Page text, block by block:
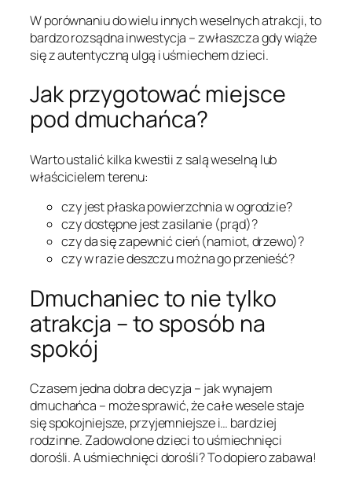
W porównaniu do wielu innych weselnych atrakcji, to
bardzo rozsądna inwestycja – zwłaszcza gdy wiąże
się z autentyczną ulgą i uśmiechem dzieci.
Jak przygotować miejsce
pod dmuchańca?
Warto ustalić kilka kwestii z salą weselną lub
właścicielem terenu:
czy jest płaska powierzchnia w ogrodzie?
czy dostępne jest zasilanie (prąd)?
czy da się zapewnić cień (namiot, drzewo)?
czy w razie deszczu można go przenieść?
Dmuchaniec to nie tylko
atrakcja – to sposób na
spokój
Czasem jedna dobra decyzja – jak wynajem
dmuchańca – może sprawić, że całe wesele staje
się spokojniejsze, przyjemniejsze i… bardziej
rodzinne. Zadowolone dzieci to uśmiechnięci
dorośli. A uśmiechnięci dorośli? To dopiero zabawa!